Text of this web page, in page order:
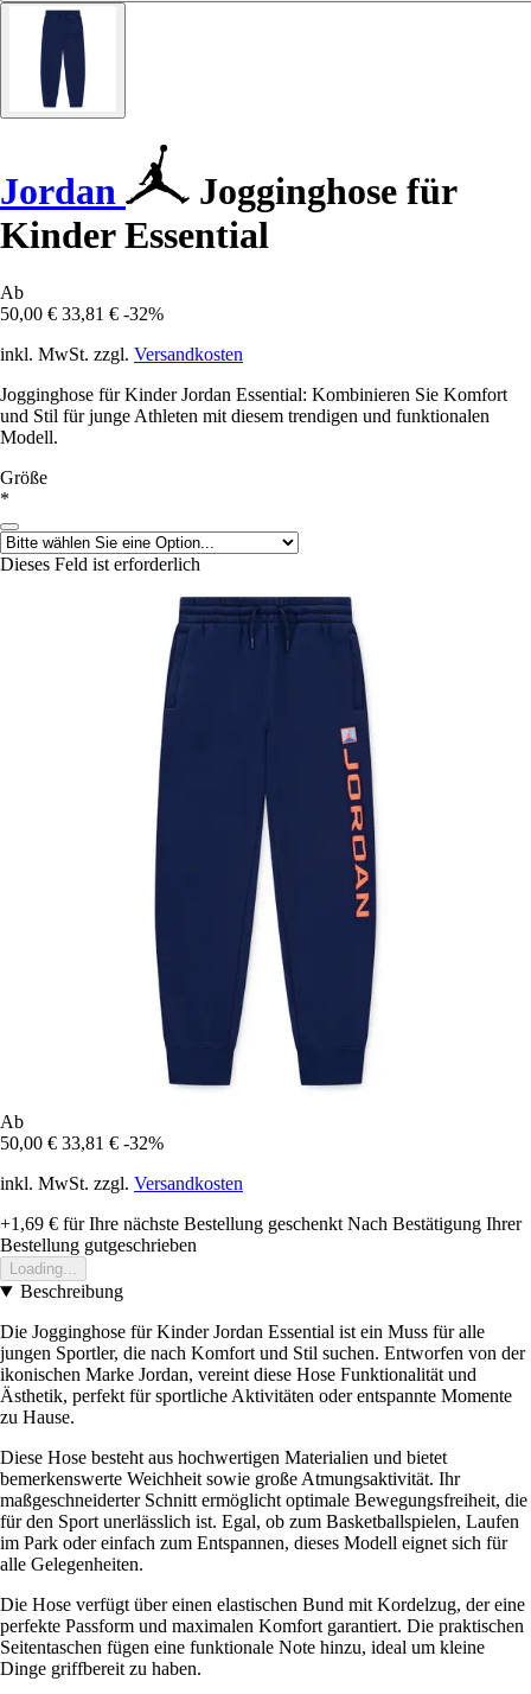
Jordan
Jogginghose für
Kinder Essential
Ab
50,00 € 33,81 € -32%
inkl. MwSt. zzgl. Versandkosten
Jogginghose für Kinder Jordan Essential: Kombinieren Sie Komfort
und Stil für junge Athleten mit diesem trendigen und funktionalen
Modell.
Größe
*
Dieses Feld ist erforderlich
Ab
50,00 € 33,81 € -32%
inkl. MwSt. zzgl. Versandkosten
+1,69 € für Ihre nächste Bestellung geschenkt Nach Bestätigung Ihrer
Bestellung gutgeschrieben
Loading...
Beschreibung
Die Jogginghose für Kinder Jordan Essential ist ein Muss für alle
jungen Sportler, die nach Komfort und Stil suchen. Entworfen von der
ikonischen Marke Jordan, vereint diese Hose Funktionalität und
Ästhetik, perfekt für sportliche Aktivitäten oder entspannte Momente
zu Hause.
Diese Hose besteht aus hochwertigen Materialien und bietet
bemerkenswerte Weichheit sowie große Atmungsaktivität. Ihr
maßgeschneiderter Schnitt ermöglicht optimale Bewegungsfreiheit, die
für den Sport unerlässlich ist. Egal, ob zum Basketballspielen, Laufen
im Park oder einfach zum Entspannen, dieses Modell eignet sich für
alle Gelegenheiten.
Die Hose verfügt über einen elastischen Bund mit Kordelzug, der eine
perfekte Passform und maximalen Komfort garantiert. Die praktischen
Seitentaschen fügen eine funktionale Note hinzu, ideal um kleine
Dinge griffbereit zu haben.